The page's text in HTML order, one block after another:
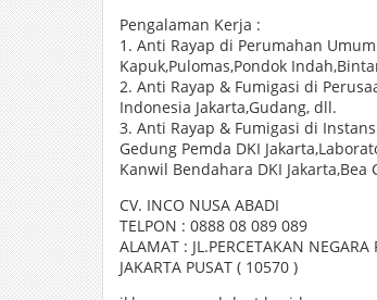
Pengalaman Kerja :
1. Anti Rayap di Perumahan
Kapuk,Pulomas,Pondok
2. Anti Rayap & Fumigasi di
Indonesia Jakarta,Gudang, dll.
3. Anti Rayap & Fumigasi di
Gedung Pemda DKI
Kanwil Bendahara DKI
CV. INCO NUSA ABADI
TELPON : 0888 08 089 089
ALAMAT : JL.PERCETAKAN
JAKARTA PUSAT ( 10570 )